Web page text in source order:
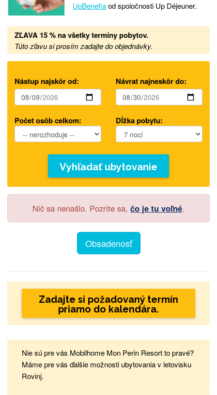
UpBenefiaod spoločnosti Up Déjeuner.
ZĽAVA 15 % navšetky termíny pobytov.
Túto zľavu si prosím zadajte do objednávky.
Nástup najskôr od: Návrat najneskôr do:
Počet osôb celkom: Dĺžka pobytu:
Vyhľadať ubytovanie
Nič sa nenašlo. Pozrite sa, čo je tu voľné.
Obsadenosť
Zadajte si požadovaný termín
priamo do kalendára.
Nie sú pre vás Mobilhome Mon Perin Resort to pravé?
Máme pre vás ďalšie možnosti ubytovania v letovisku
Rovinj.